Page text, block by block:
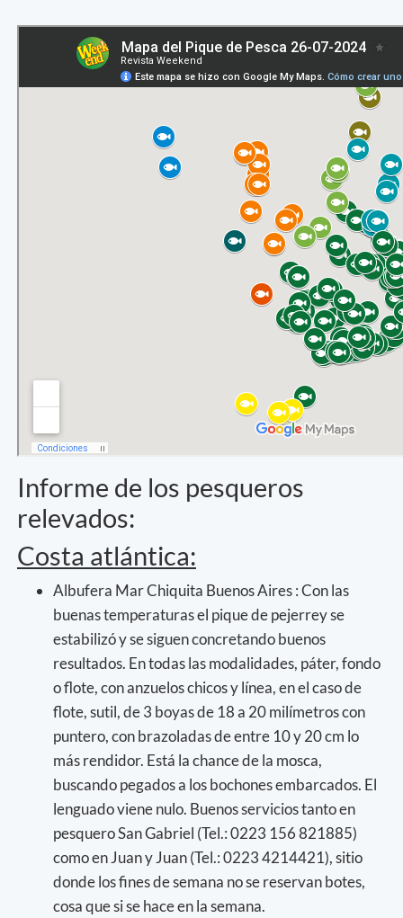
Informe de los pesqueros
relevados:
Costa atlántica:
Albufera Mar Chiquita Buenos Aires : Con las
buenas temperaturas el pique de pejerrey se
estabilizó y se siguen concretando buenos
resultados. En todas las modalidades, páter, fondo
o flote, con anzuelos chicos y línea, en el caso de
flote, sutil, de 3 boyas de 18 a 20 milímetros con
puntero, con brazoladas de entre 10 y 20 cm lo
más rendidor. Está la chance de la mosca,
buscando pegados a los bochones embarcados. El
lenguado viene nulo. Buenos servicios tanto en
pesquero San Gabriel (Tel.: 0223 156 821885)
como en Juan y Juan (Tel.: 0223 4214421), sitio
donde los fines de semana no se reservan botes,
cosa que si se hace en la semana.